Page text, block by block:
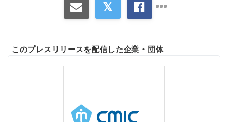
このプレスリリースを配信した企業・団体